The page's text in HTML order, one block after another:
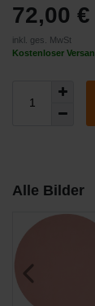
72,00 €
inkl. ges. MwSt
Kostenloser
Alle Bilder